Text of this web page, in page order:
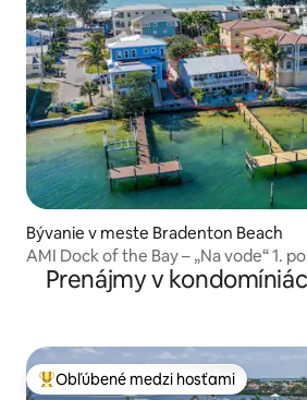
Bývanie v meste Bradenton Beach
AMI Dock of the Bay – „Na vode“ 1.
Prenájmy v
Najobľúbenejšie medzi hosťami
Obľúbené medzi hosťami